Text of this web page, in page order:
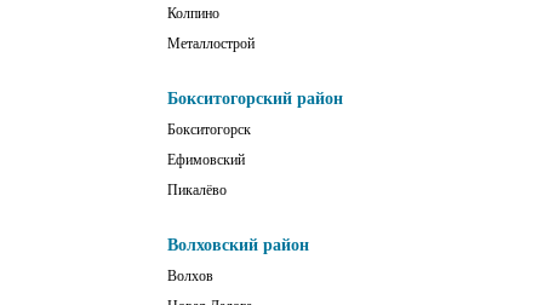
Колпино
Металлострой
Бокситогорский район
Бокситогорск
Ефимовский
Пикалёво
Волховский район
Волхов